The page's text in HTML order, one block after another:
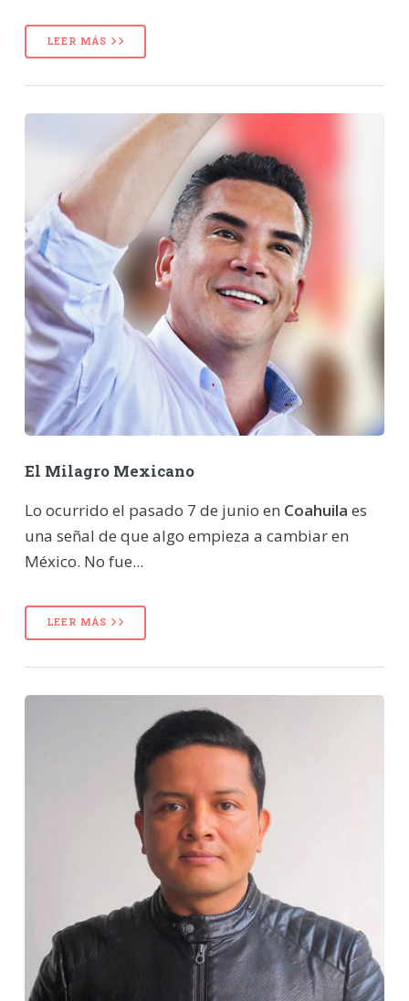
LEER MÁS
El Milagro Mexicano
Lo ocurrido el pasado 7 de junio en Coahuila es
una señal de que algo empieza a cambiar en
México. No fue...
LEER MÁS